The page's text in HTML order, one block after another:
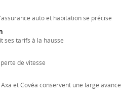
auto et habitation se précise
ses tarifs à la hausse
de vitesse
et Covéa conservent une large avance